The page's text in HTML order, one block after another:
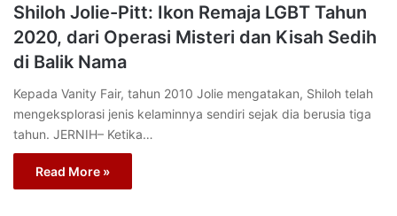
Shiloh Jolie-Pitt: Ikon Remaja LGBT Tahun
2020, dari Operasi Misteri dan Kisah Sedih
di Balik Nama
Kepada Vanity Fair, tahun 2010 Jolie mengatakan, Shiloh telah
mengeksplorasi jenis kelaminnya sendiri sejak dia berusia tiga
tahun. JERNIH– Ketika…
Read More »